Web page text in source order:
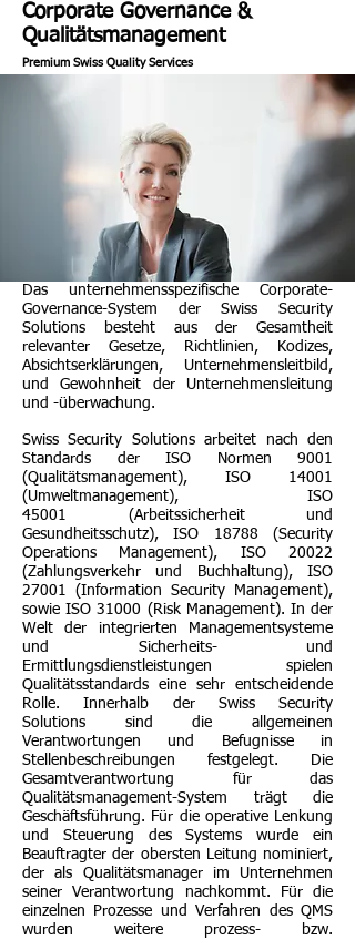
Corporate Governance &
Qualitätsmanagement
Premium Swiss Quality Services
Das unternehmensspezifische Corporate-
Governance-System der Swiss Security
Solutions besteht aus der Gesamtheit
relevanter Gesetze, Richtlinien, Kodizes,
Absichtserklärungen, Unternehmensleitbild,
und Gewohnheit der Unternehmensleitung
und -überwachung.
Swiss Security Solutions arbeitet nach den
Standards der ISO Normen 9001
(Qualitätsmanagement), ISO 14001
(Umweltmanagement), ISO
45001 (Arbeitssicherheit und
Gesundheitsschutz), ISO 18788 (Security
Operations Management), ISO 20022
(Zahlungsverkehr und Buchhaltung), ISO
27001 (Information Security Management),
sowie ISO 31000 (Risk Management). In der
Welt der integrierten Managementsysteme
und Sicherheits- und
Ermittlungsdienstleistungen spielen
Qualitätsstandards eine sehr entscheidende
Rolle. Innerhalb der Swiss Security
Solutions sind die allgemeinen
Verantwortungen und Befugnisse in
Stellenbeschreibungen festgelegt. Die
Gesamtverantwortung für das
Qualitätsmanagement-System trägt die
Geschäftsführung. Für die operative Lenkung
und Steuerung des Systems wurde ein
Beauftragter der obersten Leitung nominiert,
der als Qualitätsmanager im Unternehmen
seiner Verantwortung nachkommt. Für die
einzelnen Prozesse und Verfahren des QMS
wurden weitere prozess- bzw.